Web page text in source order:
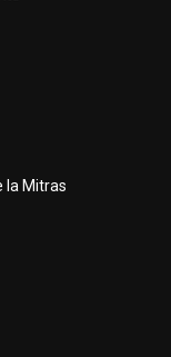
la Mitras